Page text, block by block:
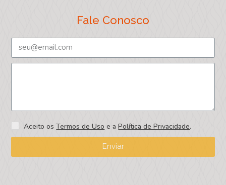
Fale Conosco
Aceito osTermos de Uso e aPolítica de Privacidade.
Enviar